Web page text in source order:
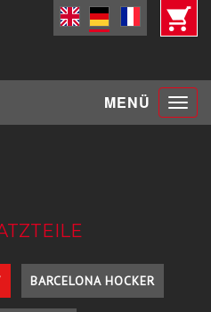
MENÜ Toggle
BARCELONA HOCKER